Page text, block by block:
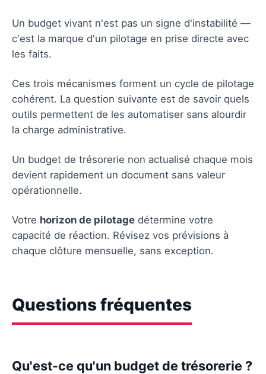
Un budget vivant n'est pas un signe d'instabilité —
c'est la marque d'un pilotage en prise directe avec
les faits.
Ces trois mécanismes forment un cycle de pilotage
cohérent. La question suivante est de savoir quels
outils permettent de les automatiser sans alourdir
la charge administrative.
Un budget de trésorerie non actualisé chaque mois
devient rapidement un document sans valeur
opérationnelle.
Votre horizon de pilotage détermine votre
capacité de réaction. Révisez vos prévisions à
chaque clôture mensuelle, sans exception.
Questions fréquentes
Qu'est-ce qu'un budget de trésorerie ?